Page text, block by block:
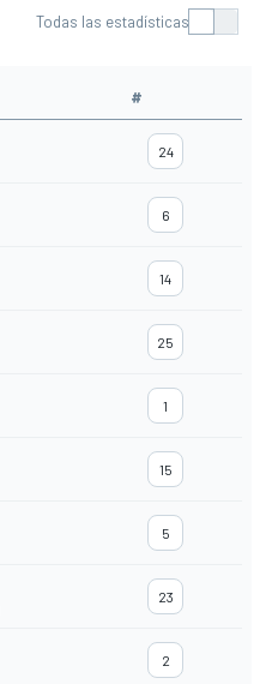
Todas las estadísticas
#
24
6
14
25
1
15
5
23
2